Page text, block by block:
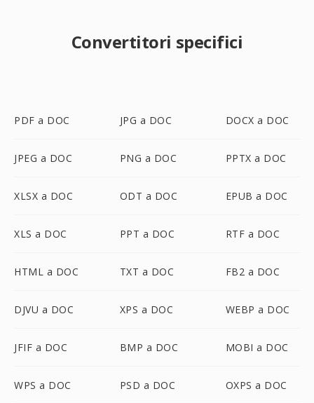
Convertitori specifici
PDF a DOC JPG a DOC DOCX a DOC
JPEG a DOC PNG a DOC PPTX a DOC
XLSX a DOC ODT a DOC EPUB a DOC
XLS a DOC PPT a DOC RTF a DOC
HTML a DOC TXT a DOC FB2 a DOC
DJVU a DOC XPS a DOC WEBP a DOC
JFIF a DOC BMP a DOC MOBI a DOC
WPS a DOC PSD a DOC OXPS a DOC